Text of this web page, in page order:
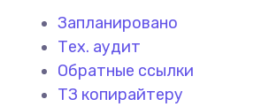
Запланировано
Тех. аудит
Обратные ссылки
ТЗ копирайтеру